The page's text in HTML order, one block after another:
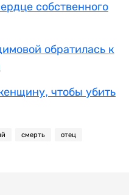
собственного
обратилась к
чтобы убить
смерть отец